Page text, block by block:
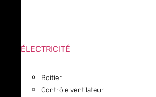
ÉLECTRICITÉ
Boitier
Contrôle ventilateur